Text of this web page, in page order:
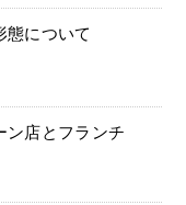
態について
ン店とフランチ